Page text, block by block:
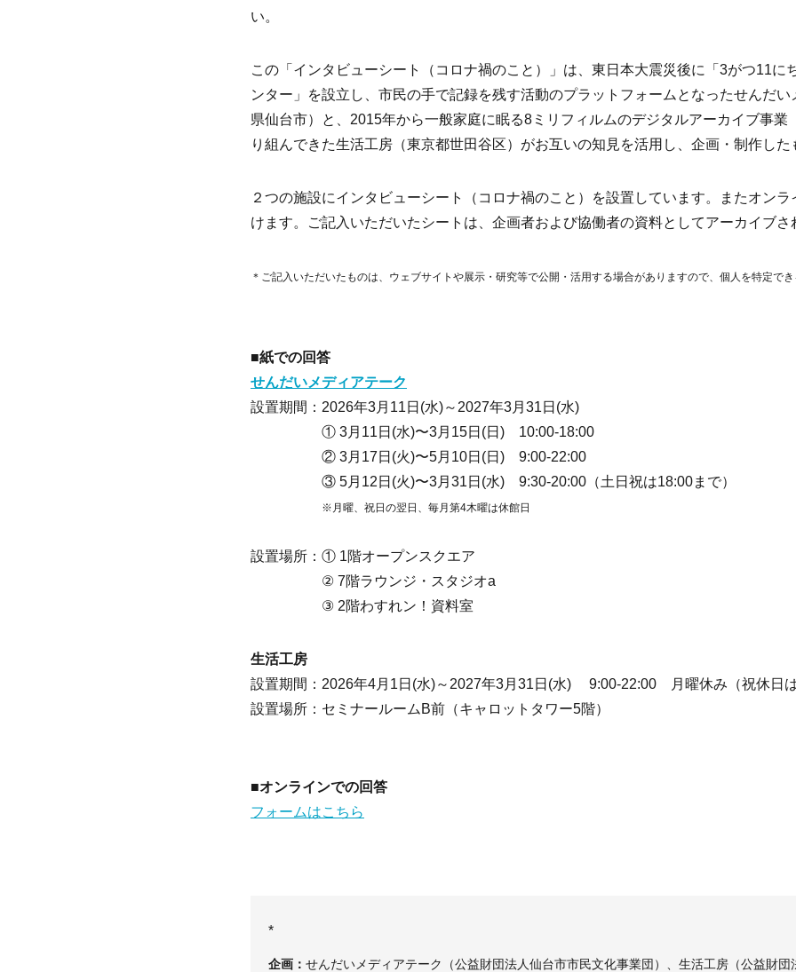
い。
この「インタビューシート（コロナ禍のこと）」は、東日本大震災後に「3がつ11に
ンター」を設立し、市民の手で記録を残す活動のプラットフォームとなったせんだ
県仙台市）と、2015年から一般家庭に眠る8ミリフィルムのデジタルアーカイブ事業
り組んできた生活工房（東京都世田谷区）がお互いの知見を活用し、企画・制作した
２つの施設にインタビューシート（コロナ禍のこと）を設置しています。またオン
けます。ご記入いただいたシートは、企画者および協働者の資料としてアーカイブさ
＊ご記入いただいたものは、ウェブサイトや展示・研究等で公開・活用する場合がありますので、個人を特定でき
■紙での回答
せんだいメディアテーク
設置期間：2026年3月11日(水)～2027年3月31日(水)
① 3月11日(水)〜3月15日(日) 10:00-18:00
② 3月17日(火)〜5月10日(日) 9:00-22:00
③ 5月12日(火)〜3月31日(水) 9:30-20:00（土日祝は18:00まで）
※月曜、祝日の翌日、毎月第4木曜は休館日
設置場所：① 1階オープンスクエア
② 7階ラウンジ・スタジオa
③ 2階わすれン！資料室
生活工房
設置期間：2026年4月1日(水)～2027年3月31日(水) 9:00-22:00 月曜休み（祝休日は
設置場所：セミナールームB前（キャロットタワー5階）
■オンラインでの回答
フォームはこちら
*
企画： せんだいメディアテーク（公益財団法人仙台市市民文化事業団）、生活工房（公益財団